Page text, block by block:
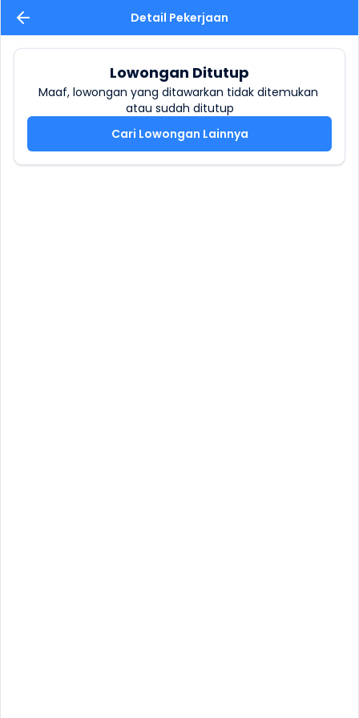
Detail Pekerjaan
Lowongan Ditutup
Maaf, lowongan yang ditawarkan tidak ditemukan
atau sudah ditutup
Cari Lowongan Lainnya